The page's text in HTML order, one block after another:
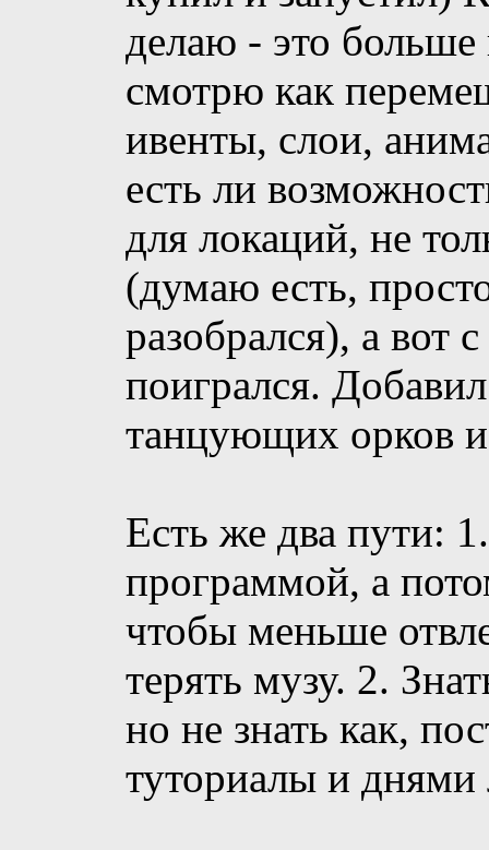
делаю - это
смотрю как
ивенты, слои,
есть ли
для локаций, не
(думаю есть,
разобрался), а вот
поигрался.
танцующих орков
Есть же два пути:
программой, а
чтобы меньше
терять музу. 2.
но не знать как,
туториалы и днями